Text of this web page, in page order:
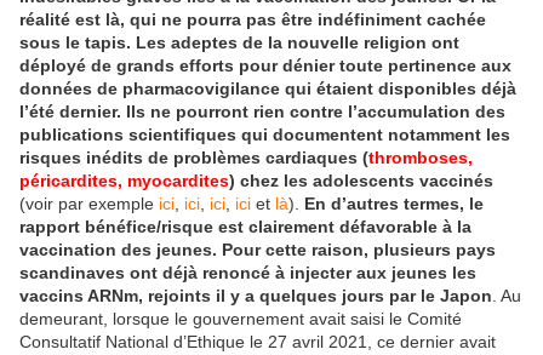
réalité est là, qui ne pourra pas être indéfiniment cachée
sous le tapis. Les adeptes de la nouvelle religion ont
déployé de grands efforts pour dénier toute pertinence aux
données de pharmacovigilance qui étaient disponibles déjà
l’été dernier. Ils ne pourront rien contre l’accumulation des
publications scientifiques qui documentent notamment les
risques inédits de problèmes cardiaques (thromboses,
péricardites, myocardites) chez les adolescents vaccinés
(voir par exemple ici ici ici ici et là). En d’autres termes, le
rapport bénéfice/risque est clairement défavorable à la
vaccination des jeunes. Pour cette raison, plusieurs pays
scandinaves ont déjà renoncé à injecter aux jeunes les
vaccins ARNm, rejoints il y a quelques jours par le Japon . Au
demeurant, lorsque le gouvernement avait saisi le Comité
Consultatif National d’Ethique le 27 avril 2021, ce dernier avait